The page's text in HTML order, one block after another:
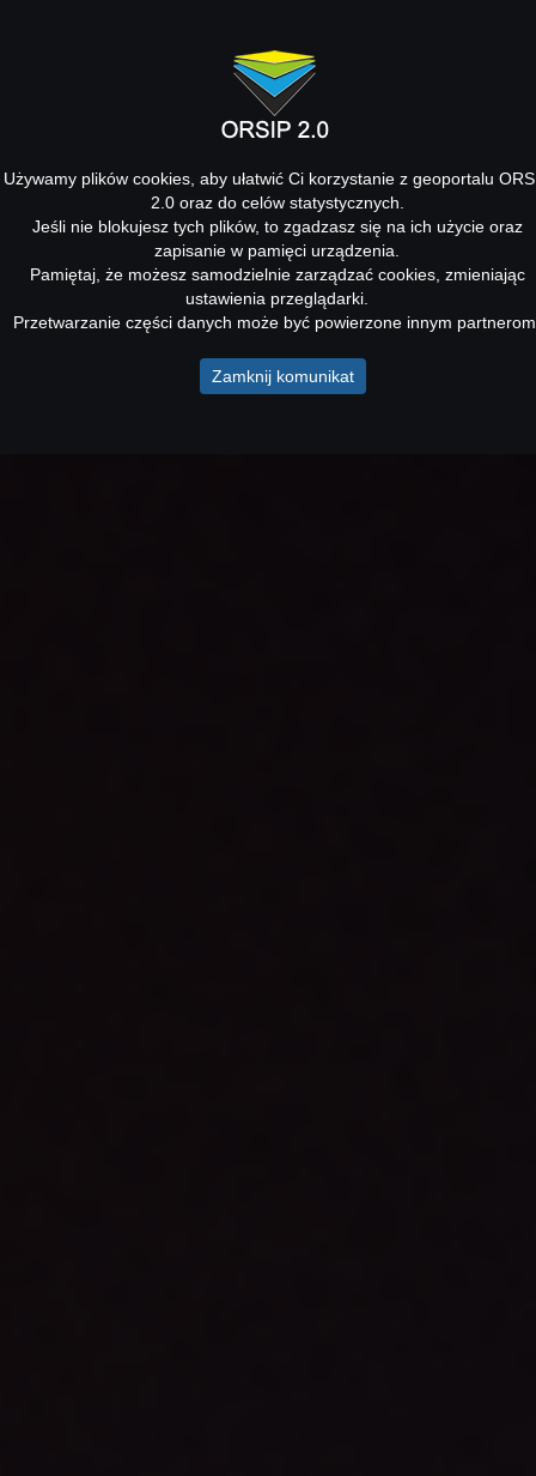
Używamy plików cookies, aby ułatwić Ci korzystanie z geoportalu
2.0 oraz do celów statystycznych.
Jeśli nie blokujesz tych plików, to zgadzasz się na ich użycie oraz
zapisanie w pamięci urządzenia.
Pamiętaj, że możesz samodzielnie zarządzać cookies, zmieniając
ustawienia przeglądarki.
Przetwarzanie części danych może być powierzone innym
Zamknij komunikat